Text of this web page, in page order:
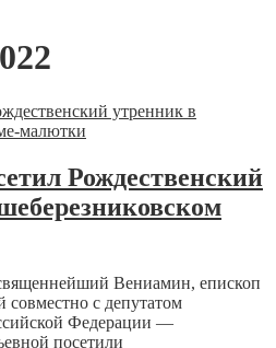
Рождественский
Вениамин, епископ
с депутатом
Федерации —
посетили